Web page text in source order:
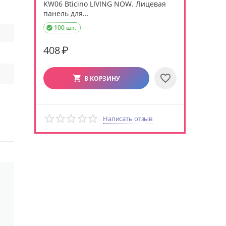
KW06 Bticino LIVING NOW. Лицевая
панель для...
100 шт.

408₽
В КОРЗИНУ
Написать отзыв